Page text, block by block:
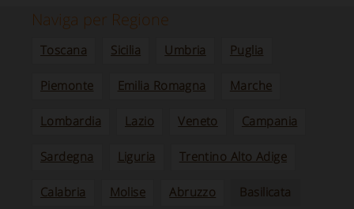
Naviga per Regione
Toscana Sicilia Umbria Puglia
Piemonte Emilia Romagna Marche
Lombardia Lazio Veneto Campania
Sardegna Liguria Trentino Alto Adige
Calabria Molise Abruzzo Basilicata